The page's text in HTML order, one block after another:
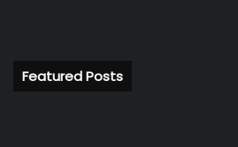
Featured Posts